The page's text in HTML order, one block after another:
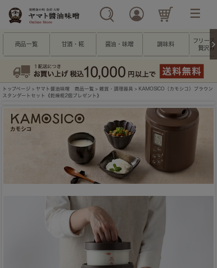
商品一覧 甘酒・糀 醤油・味噌 調味料
フリーズ
贅沢み
トップページ > ヤマト醤油味噌 商品一覧 > 雑貨・調理器具 > KAMOSICO（カモシコ）ブラウン
スタンダートセット《乾燥糀2個プレゼント》